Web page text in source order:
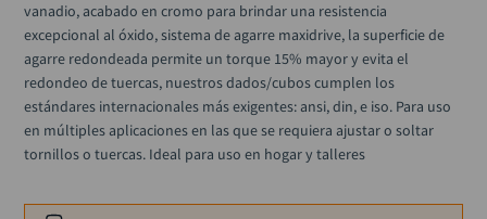
vanadio, acabado en cromo para brindar una resistencia
excepcional al óxido, sistema de agarre maxidrive, la superficie de
agarre redondeada permite un torque 15% mayor y evita el
redondeo de tuercas, nuestros dados/cubos cumplen los
estándares internacionales más exigentes: ansi, din, e iso. Para uso
en múltiples aplicaciones en las que se requiera ajustar o soltar
tornillos o tuercas. Ideal para uso en hogar y talleres